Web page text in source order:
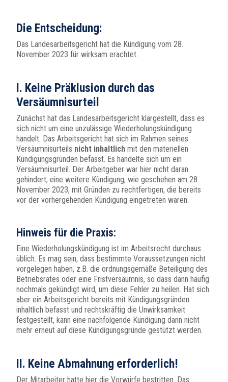
Die Entscheidung:
Das Landesarbeitsgericht hat die Kündigung vom 28.
November 2023 für wirksam erachtet.
I. Keine Präklusion durch das
Versäumnisurteil
Zunächst hat das Landesarbeitsgericht klargestellt, dass es
sich nicht um eine unzulässige Wiederholungskündigung
handelt. Das Arbeitsgericht hat sich im Rahmen seines
Versäumnisurteils nicht inhaltlich mit den materiellen
Kündigungsgründen befasst. Es handelte sich um ein
Versäumnisurteil. Der Arbeitgeber war hier nicht daran
gehindert, eine weitere Kündigung, wie geschehen am 28.
November 2023, mit Gründen zu rechtfertigen, die bereits
vor der vorhergehenden Kündigung eingetreten waren.
Hinweis für die Praxis:
Eine Wiederholungskündigung ist im Arbeitsrecht durchaus
üblich. Es mag sein, dass bestimmte Voraussetzungen nicht
vorgelegen haben, z.B. die ordnungsgemäße Beteiligung des
Betriebsrates oder eine Fristversäumnis, so dass dann häufig
nochmals gekündigt wird, um diese Fehler zu heilen. Hat sich
aber ein Arbeitsgericht bereits mit Kündigungsgründen
inhaltlich befasst und rechtskräftig die Unwirksamkeit
festgestellt, kann eine nachfolgende Kündigung dann nicht
mehr erneut auf diese Kündigungsgründe gestützt werden.
II. Keine Abmahnung erforderlich!
Der Mitarbeiter hatte hier die Vorwürfe bestritten. Das